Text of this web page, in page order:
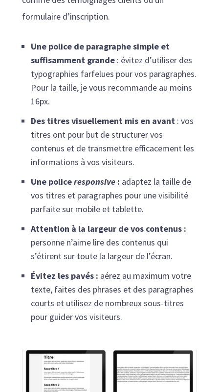
formulaire d’inscription.
Une police de paragraphe simple et
suffisamment grande: évitez d’utiliser des
typographies farfelues pour vos paragraphes.
Pour la taille, je vous recommande au moins
16px.
Des titres visuellement mis en avant: vos
titres ont pour but de structurer vos
contenus et de transmettre efficacement les
informations à vos visiteurs.
Une policeresponsive: adaptez la taille de
vos titres et paragraphes pour une visibilité
parfaite sur mobile et tablette.
Attention à la largeur de vos contenus :
personne n’aime lire des contenus qui
s’étirent sur toute la largeur de l’écran.
Évitez les pavés : aérez au maximum votre
texte, faites des phrases et des paragraphes
courts et utilisez de nombreux sous-titres
pour guider vos visiteurs.